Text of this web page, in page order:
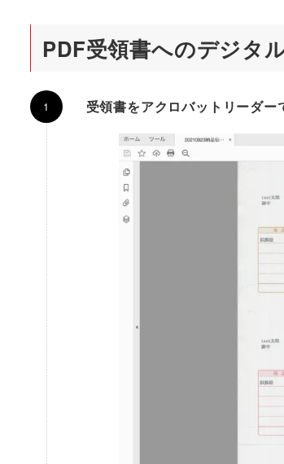
PDF受領書へのデジタ
受領書をアクロバットリーダー